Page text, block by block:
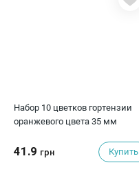
Набор 10 цветков гортензии
оранжевого цвета 35 мм
41.9 грн Купить